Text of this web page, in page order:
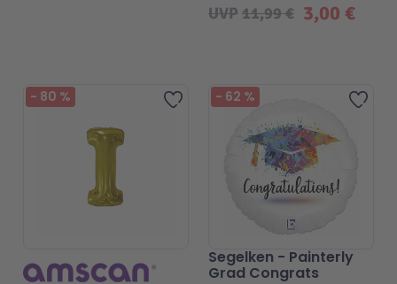
3,00 €
UVP11,99 €
Zur Wunschliste hinzufügen
- 80 % Zur
- 62 %
Segelken - Painterly
Grad Congrats